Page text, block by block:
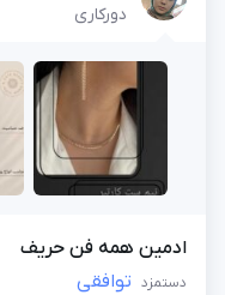
دورکاری
ادمین همه فن حریف
دستمزد توافقی